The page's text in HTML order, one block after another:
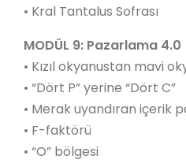
• Kral Tantalus Sofrası
MODÜL 9: Pazarlama 4.0
• Kızıl okyanustan mavi
• “Dört P” yerine “Dört C”
• Merak uyandıran içerik
• F-faktörü
• “O” bölgesi